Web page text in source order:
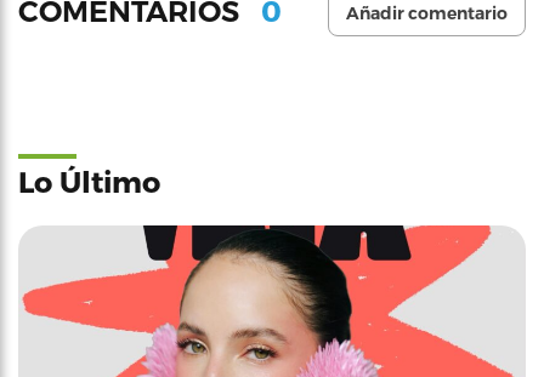
COMENTARIOS 0 Añadir comentario
Lo Último